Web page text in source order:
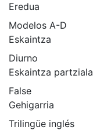
Eredua
Modelos A-D
Eskaintza
Diurno
Eskaintza partziala
False
Gehigarria
Trilingüe inglés